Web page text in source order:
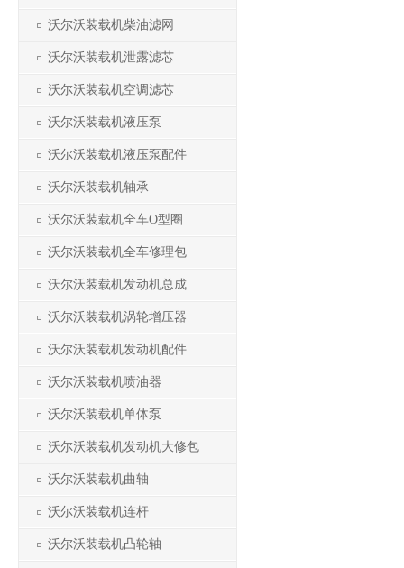
沃尔沃装载机柴油滤网
沃尔沃装载机泄露滤芯
沃尔沃装载机空调滤芯
沃尔沃装载机液压泵
沃尔沃装载机液压泵配件
沃尔沃装载机轴承
沃尔沃装载机全车O型圈
沃尔沃装载机全车修理包
沃尔沃装载机发动机总成
沃尔沃装载机涡轮增压器
沃尔沃装载机发动机配件
沃尔沃装载机喷油器
沃尔沃装载机单体泵
沃尔沃装载机发动机大修包
沃尔沃装载机曲轴
沃尔沃装载机连杆
沃尔沃装载机凸轮轴